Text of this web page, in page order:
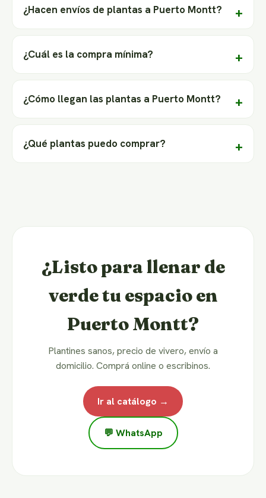
¿Hacen envíos de plantas a Puerto Montt?
¿Cuál es la compra mínima?
¿Cómo llegan las plantas a Puerto Montt?
¿Qué plantas puedo comprar?
¿Listo para llenar de
verde tu espacio en
Puerto Montt?
Plantines sanos, precio de vivero, envío a
domicilio. Comprá online o escribinos.
Ir al catálogo →
💬 WhatsApp